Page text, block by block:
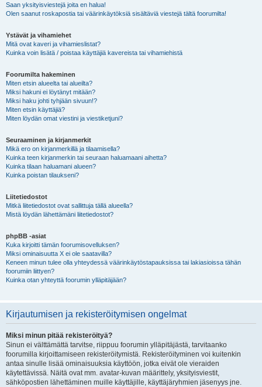
Saan yksityisviestejä joita en halua!
Olen saanut roskapostia tai väärinkäytöksiä sisältäviä viestejä tältä foorumilta!
Ystävät ja vihamiehet
Mitä ovat kaveri ja vihamieslistat?
Kuinka voin lisätä / poistaa käyttäjiä kavereista tai vihamiehistä
Foorumilta hakeminen
Miten etsin alueelta tai alueilta?
Miksi hakuni ei löytänyt mitään?
Miksi haku johti tyhjään sivuun!?
Miten etsin käyttäjiä?
Miten löydän omat viestini ja viestiketjuni?
Seuraaminen ja kirjanmerkit
Mikä ero on kirjanmerkillä ja tilaamisella?
Kuinka teen kirjanmerkin tai seuraan haluamaani aihetta?
Kuinka tilaan haluamani alueen?
Kuinka poistan tilaukseni?
Liitetiedostot
Mitkä liitetiedostot ovat sallittuja tällä alueella?
Mistä löydän lähettämäni liitetiedostot?
phpBB -asiat
Kuka kirjoitti tämän foorumisovelluksen?
Miksi ominaisuutta X ei ole saatavilla?
Keneen minun tulee olla yhteydessä väärinkäytöstapauksissa tai lakiasioissa tähän
foorumiin liittyen?
Kuinka otan yhteyttä foorumin ylläpitäjään?
Kirjautumisen ja rekisteröitymisen ongelmat
Miksi minun pitää rekisteröityä?
Sinun ei välttämättä tarvitse, riippuu foorumin ylläpitäjästä, tarvitaanko
foorumilla kirjoittamiseen rekisteröitymistä. Rekisteröityminen voi kuitenkin
antaa sinulle lisää ominaisuuksia käyttöön, jotka eivät ole vieraiden
käytettävissä. Näitä ovat mm. avatar-kuvan määrittely, yksityisviestit,
sähköpostien lähettäminen muille käyttäjille, käyttäjäryhmien jäsenyys jne.